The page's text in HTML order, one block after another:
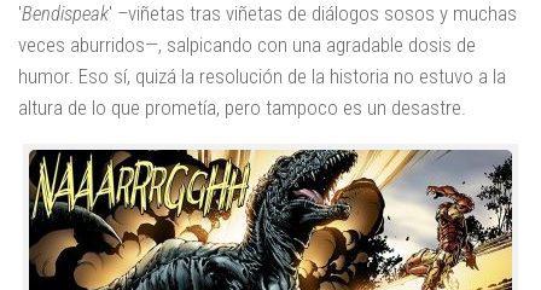
'Bendispeak' –viñetas tras viñetas de diálogos sosos y muchas
veces aburridos—, salpicando con una agradable dosis de
humor. Eso sí, quizá la resolución de la historia no estuvo a la
altura de lo que prometía, pero tampoco es un desastre.